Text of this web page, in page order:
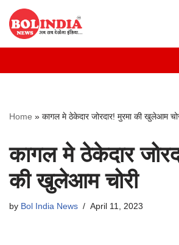
Skip
to
Home » कागल मे ठेकेदार जोरदार! मुरमा की खुलेआम
कागल मे ठेकेदार
की खुलेआम चोरी
by Bol India News April 11, 2023
Get 30% off your first purchase